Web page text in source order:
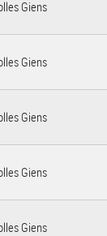
Giens
Giens
Giens
Giens
Giens